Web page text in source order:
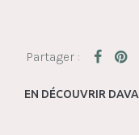
EN DÉCOUVRIR